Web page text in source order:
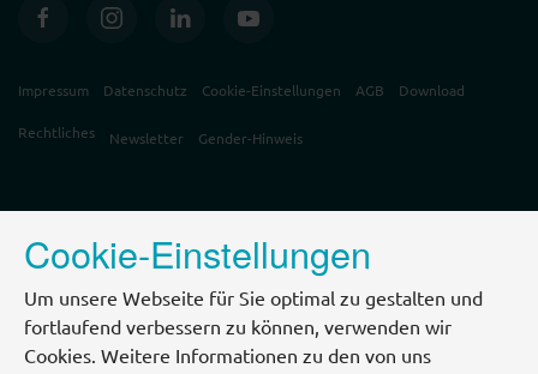
Impressum Datenschutz Cookie-Einstellungen AGB Download
Rechtliches Newsletter Gender-Hinweis
Cookie-Einstellungen
Um unsere Webseite für Sie optimal zu gestalten und
fortlaufend verbessern zu können, verwenden wir
Cookies. Weitere Informationen zu den von uns